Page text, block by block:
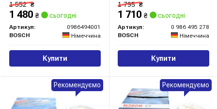
1 552₴
1 480 ₴ сьогодні
Артикул:
0986494001
BOSCH
Німеччина
Купити
1 795₴
1 710 ₴ сьогодні
Артикул:
0 986 495 278
BOSCH
Німеччина
Купити
Рекомендуємо Рекомендуємо